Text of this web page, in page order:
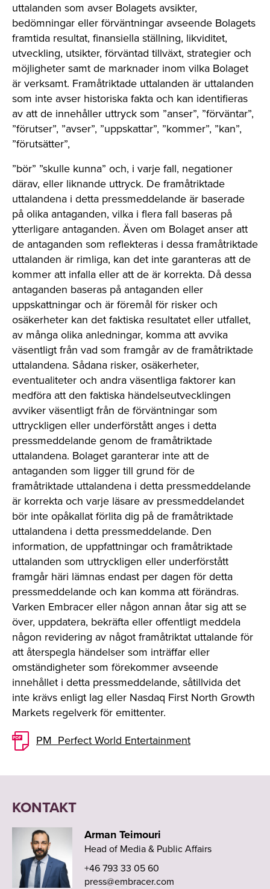
uttalanden som avser Bolagets avsikter,
bedömningar eller förväntningar avseende Bolagets
framtida resultat, finansiella ställning, likviditet,
utveckling, utsikter, förväntad tillväxt, strategier och
möjligheter samt de marknader inom vilka Bolaget
är verksamt. Framåtriktade uttalanden är uttalanden
som inte avser historiska fakta och kan identifieras
av att de innehåller uttryck som ”anser”, ”förväntar”,
”förutser”, ”avser”, ”uppskattar”, ”kommer”, ”kan”,
”förutsätter”,
”bör” ”skulle kunna” och, i varje fall, negationer
därav, eller liknande uttryck. De framåtriktade
uttalandena i detta pressmeddelande är baserade
på olika antaganden, vilka i flera fall baseras på
ytterligare antaganden. Även om Bolaget anser att
de antaganden som reflekteras i dessa framåtriktade
uttalanden är rimliga, kan det inte garanteras att de
kommer att infalla eller att de är korrekta. Då dessa
antaganden baseras på antaganden eller
uppskattningar och är föremål för risker och
osäkerheter kan det faktiska resultatet eller utfallet,
av många olika anledningar, komma att avvika
väsentligt från vad som framgår av de framåtriktade
uttalandena. Sådana risker, osäkerheter,
eventualiteter och andra väsentliga faktorer kan
medföra att den faktiska händelseutvecklingen
avviker väsentligt från de förväntningar som
uttryckligen eller underförstått anges i detta
pressmeddelande genom de framåtriktade
uttalandena. Bolaget garanterar inte att de
antaganden som ligger till grund för de
framåtriktade uttalandena i detta pressmeddelande
är korrekta och varje läsare av pressmeddelandet
bör inte opåkallat förlita dig på de framåtriktade
uttalandena i detta pressmeddelande. Den
information, de uppfattningar och framåtriktade
uttalanden som uttryckligen eller underförstått
framgår häri lämnas endast per dagen för detta
pressmeddelande och kan komma att förändras.
Varken Embracer eller någon annan åtar sig att se
över, uppdatera, bekräfta eller offentligt meddela
någon revidering av något framåtriktat uttalande för
att återspegla händelser som inträffar eller
omständigheter som förekommer avseende
innehållet i detta pressmeddelande, såtillvida det
inte krävs enligt lag eller Nasdaq First North Growth
Markets regelverk för emittenter.
PM_Perfect World Entertainment
KONTAKT
Arman Teimouri
Head of Media & Public Affairs
+46 793 33 05 60
press@embracer.com